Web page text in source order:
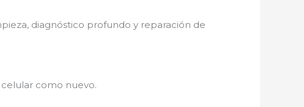
diagnóstico profundo y reparación de
como nuevo.